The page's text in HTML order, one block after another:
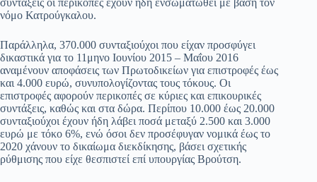
συντάξεις οι περικοπές έχουν ήδη ενσωματωθεί με βάση τον
νόμο Κατρούγκαλου.
Παράλληλα, 370.000 συνταξιούχοι που είχαν προσφύγει
δικαστικά για το 11μηνο Ιουνίου 2015 – Μαΐου 2016
αναμένουν αποφάσεις των Πρωτοδικείων για επιστροφές έως
και 4.000 ευρώ, συνυπολογίζοντας τους τόκους. Οι
επιστροφές αφορούν περικοπές σε κύριες και επικουρικές
συντάξεις, καθώς και στα δώρα. Περίπου 10.000 έως 20.000
συνταξιούχοι έχουν ήδη λάβει ποσά μεταξύ 2.500 και 3.000
ευρώ με τόκο 6%, ενώ όσοι δεν προσέφυγαν νομικά έως το
2020 χάνουν το δικαίωμα διεκδίκησης, βάσει σχετικής
ρύθμισης που είχε θεσπιστεί επί υπουργίας Βρούτση.